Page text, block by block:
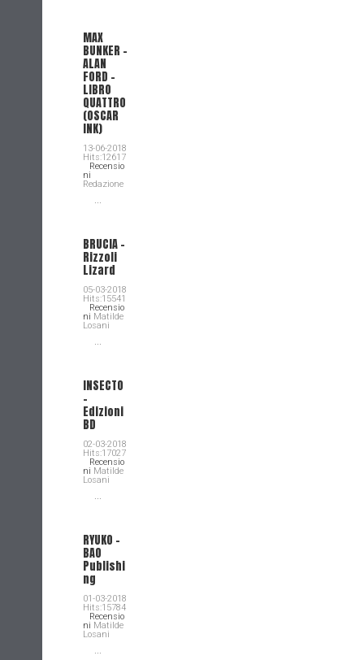
MAX
BUNKER –
ALAN
FORD –
LIBRO
QUATTRO
(OSCAR
INK)
13-06-2018
Hits:12617
Recensio
ni
Redazione
...
BRUCIA -
Rizzoli
Lizard
05-03-2018
Hits:15541
Recensio
ni Matilde
Losani
...
INSECTO
-
Edizioni
BD
02-03-2018
Hits:17027
Recensio
ni Matilde
Losani
...
RYUKO -
BAO
Publishi
ng
01-03-2018
Hits:15784
Recensio
ni Matilde
Losani
...